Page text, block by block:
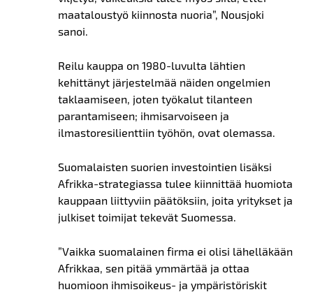
maataloustyö kiinnosta nuoria”, Nousjoki
sanoi.
Reilu kauppa on 1980-luvulta lähtien
kehittänyt järjestelmää näiden ongelmien
taklaamiseen, joten työkalut tilanteen
parantamiseen; ihmisarvoiseen ja
ilmastoresilienttiin työhön, ovat olemassa.
Suomalaisten suorien investointien lisäksi
Afrikka-strategiassa tulee kiinnittää huomiota
kauppaan liittyviin päätöksiin, joita yritykset ja
julkiset toimijat tekevät Suomessa.
”Vaikka suomalainen firma ei olisi lähelläkään
Afrikkaa, sen pitää ymmärtää ja ottaa
huomioon ihmisoikeus- ja ympäristöriskit